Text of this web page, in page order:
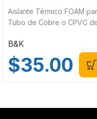
Aislante Térmico FOAM
Tubo de Cobre o CPVC
pies) ES66751
B&K
$35.00